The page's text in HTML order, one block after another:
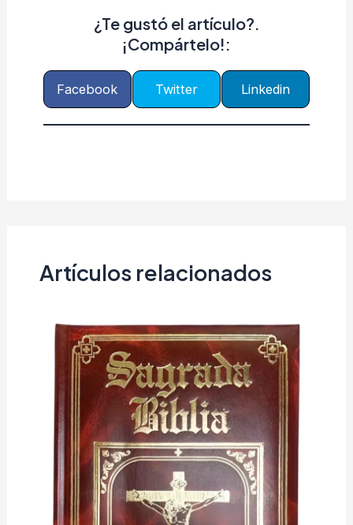
¿Te gustó el artículo?.
¡Compártelo!:
Facebook Twitter Linkedin
Artículos relacionados